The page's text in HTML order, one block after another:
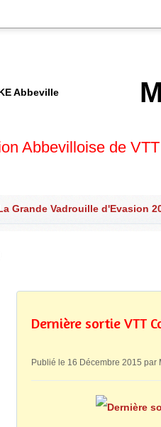
Abbevilloise de
Grande Vadrouille d'Evasion
Dernière sortie VTT
Publié le 16 Décembre 2015 par